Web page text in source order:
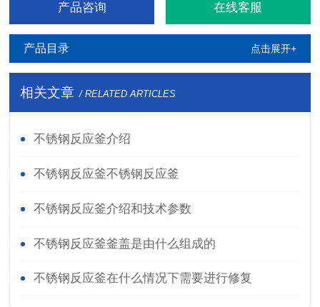
产品咨询 在线客服
产品目录 点击展开+
相关文章 / RELATED ARTICLES
不锈钢反应釜介绍
不锈钢反应釜不锈钢反应釜
不锈钢反应釜介绍和技术参数
不锈钢反应釜釜盖是由什么组成的
不锈钢反应釜在什么情况下需要进行修复